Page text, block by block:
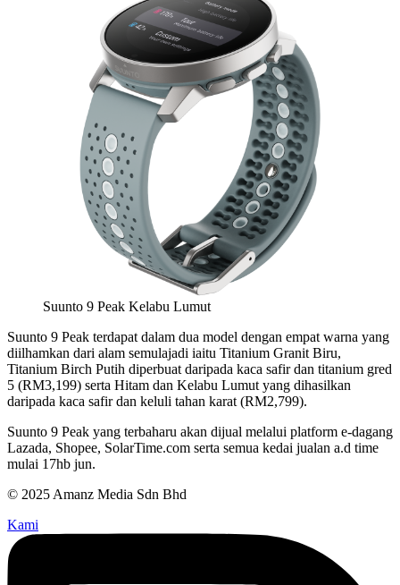
Suunto 9 Peak Kelabu Lumut
Suunto 9 Peak terdapat dalam dua model dengan empat warna yang
diilhamkan dari alam semulajadi iaitu Titanium Granit Biru,
Titanium Birch Putih diperbuat daripada kaca safir dan titanium gred
5 (RM3,199) serta Hitam dan Kelabu Lumut yang dihasilkan
daripada kaca safir dan keluli tahan karat (RM2,799).
Suunto 9 Peak yang terbaharu akan dijual melalui platform e-dagang
Lazada, Shopee, SolarTime.com serta semua kedai jualan a.d time
mulai 17hb jun.
© 2025 Amanz Media Sdn Bhd
Kami